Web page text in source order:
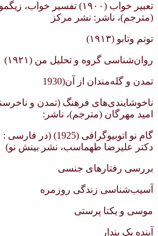
تعبیر خواب (۱۹۰۰) تفسیر
(مترجم)، ناشر: نشر مرکز
توتم وتابو (۱۹۱۳)
روان‌شناسی گروه و تحلیل من (۱۹۲۱)
تمدن و گله‌مندان از آن(1930
ناخوشایندی‌های فرهنگ (تمدن و
امید مهرگان (مترجم)، ناشر:
گام نو اتوبیوگرافی
دکتر علیرضا طهماسب، نشر بینش نو)
بررسی رفتارهای جنسی
آسیب‌شناسی زندگی روزمره
موسی و یکتا پرستی
آینده یک پندار